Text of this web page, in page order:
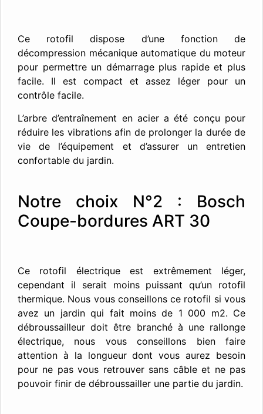
Ce rotofil dispose d’une fonction de
décompression mécanique automatique du moteur
pour permettre un démarrage plus rapide et plus
facile. Il est compact et assez léger pour un
contrôle facile.
L’arbre d’entraînement en acier a été conçu pour
réduire les vibrations afin de prolonger la durée de
vie de l’équipement et d’assurer un entretien
confortable du jardin.
Notre choix N°2 : Bosch
Coupe-bordures ART 30
Ce rotofil électrique est extrêmement léger,
cependant il serait moins puissant qu’un rotofil
thermique. Nous vous conseillons ce rotofil si vous
avez un jardin qui fait moins de 1 000 m2. Ce
débroussailleur doit être branché à une rallonge
électrique, nous vous conseillons bien faire
attention à la longueur dont vous aurez besoin
pour ne pas vous retrouver sans câble et ne pas
pouvoir finir de débroussailler une partie du jardin.